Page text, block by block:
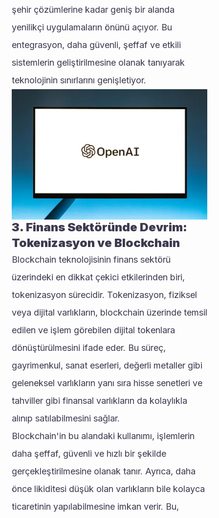
şehir çözümlerine kadar geniş bir alanda
yenilikçi uygulamaların önünü açıyor. Bu
entegrasyon, daha güvenli, şeffaf ve etkili
sistemlerin geliştirilmesine olanak tanıyarak
teknolojinin sınırlarını genişletiyor.
3. Finans Sektöründe Devrim:
Tokenizasyon ve Blockchain
Blockchain teknolojisinin finans sektörü
üzerindeki en dikkat çekici etkilerinden biri,
tokenizasyon sürecidir. Tokenizasyon, fiziksel
veya dijital varlıkların, blockchain üzerinde temsil
edilen ve işlem görebilen dijital tokenlara
dönüştürülmesini ifade eder. Bu süreç,
gayrimenkul, sanat eserleri, değerli metaller gibi
geleneksel varlıkların yanı sıra hisse senetleri ve
tahviller gibi finansal varlıkların da kolaylıkla
alınıp satılabilmesini sağlar.
Blockchain'in bu alandaki kullanımı, işlemlerin
daha şeffaf, güvenli ve hızlı bir şekilde
gerçekleştirilmesine olanak tanır. Ayrıca, daha
önce likiditesi düşük olan varlıkların bile kolayca
ticaretinin yapılabilmesine imkan verir. Bu,